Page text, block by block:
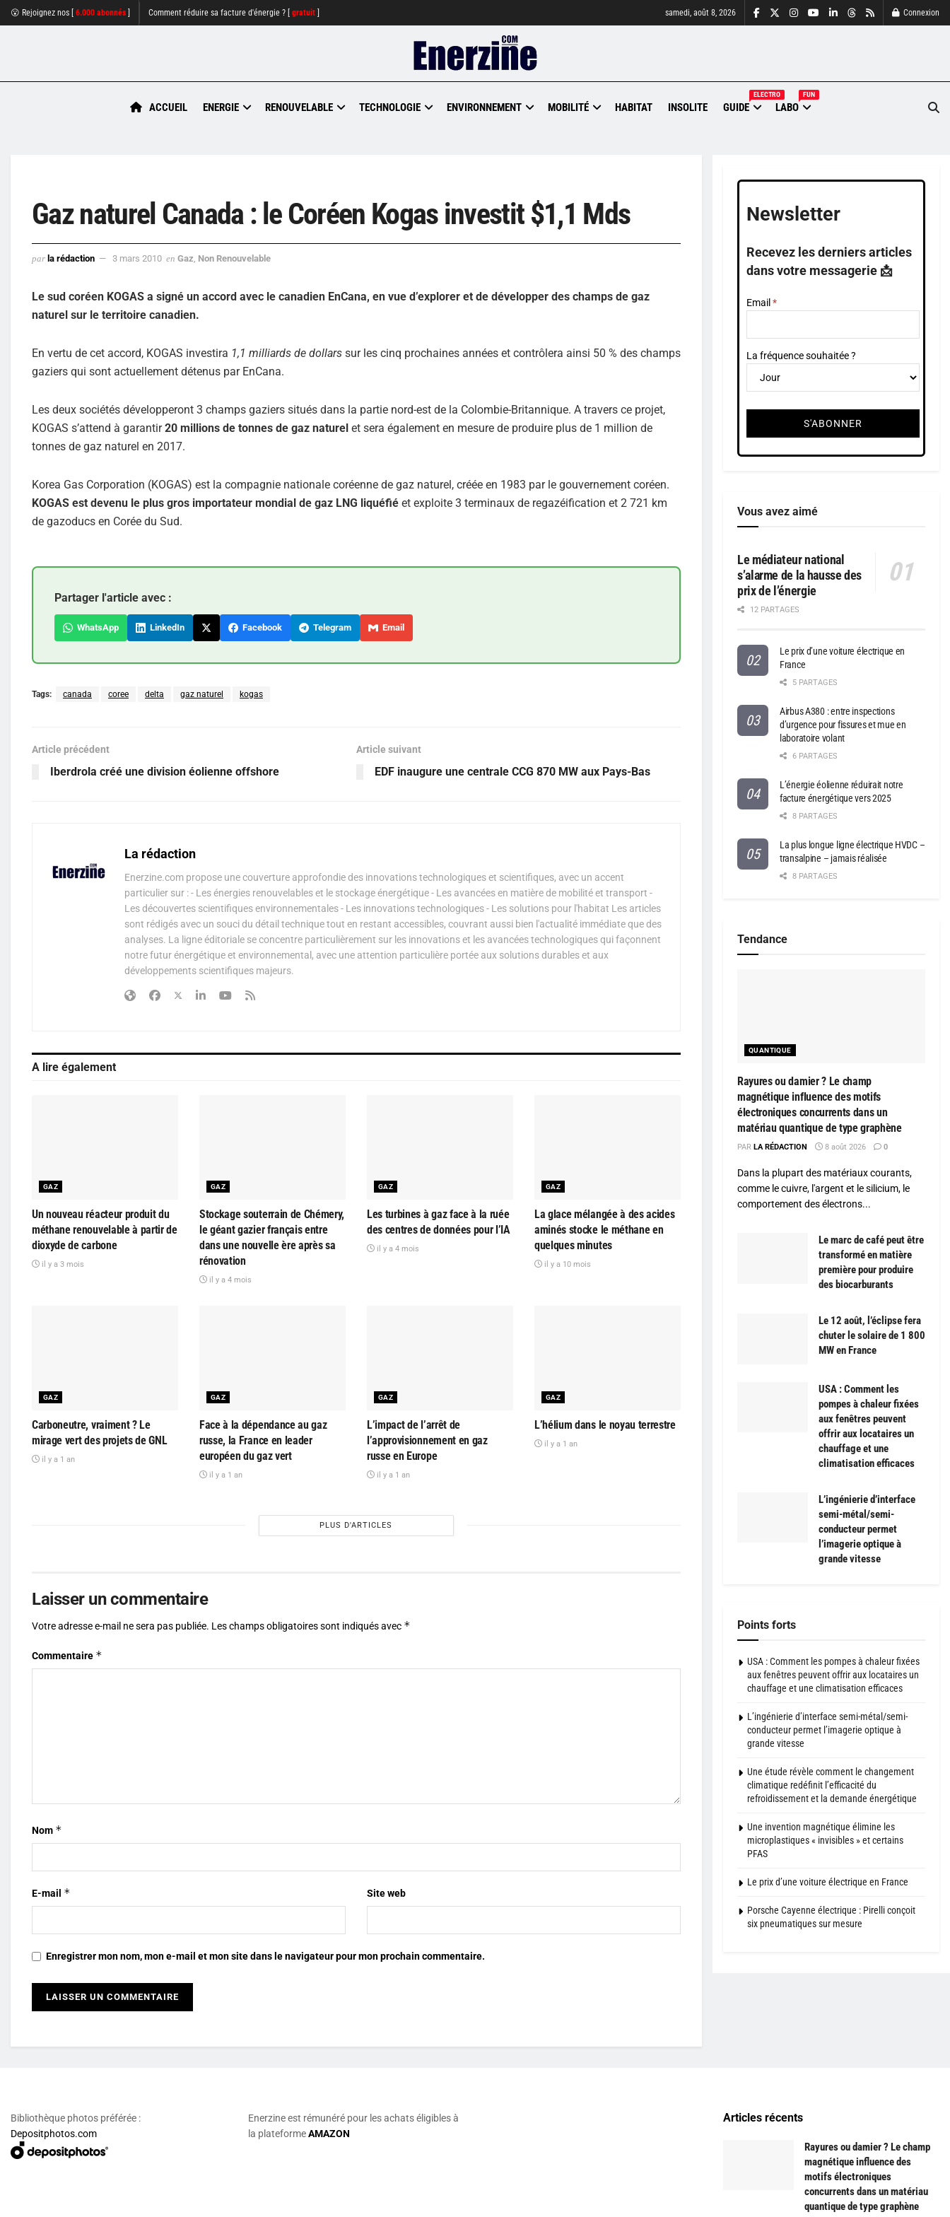
😮 Rejoignez nos [ 6.000 abonnés Comment réduire sa facture d'énergie ? [ gratuit samedi, août 8, 2026 Connexion
ACCUEIL ENERGIE RENOUVELABLE TECHNOLOGIE ENVIRONNEMENT MOBILITÉ HABITAT INSOLITE GUIDE
ELECTRO
LABO
FUN
Gaz naturel Canada : le Coréen Kogas investit $1,1 Mds
par la rédaction 3 mars 2010 en Gaz Non Renouvelable
Le sud coréen KOGAS a signé un accord avec le canadien EnCana, en vue d’explorer et de développer des champs de gaz
naturel sur le territoire canadien.
En vertu de cet accord, KOGAS investira 1,1 milliards de dollars sur les cinq prochaines années et contrôlera ainsi 50 % des champs
gaziers qui sont actuellement détenus par EnCana.
Les deux sociétés développeront 3 champs gaziers situés dans la partie nord-est de la Colombie-Britannique. A travers ce projet,
KOGAS s’attend à garantir20 millions de tonnes de gaz naturel et sera également en mesure de produire plus de 1 million de
tonnes de gaz naturel en 2017.
Korea Gas Corporation (KOGAS) est la compagnie nationale coréenne de gaz naturel, créée en 1983 par le gouvernement coréen.
KOGAS est devenu le plus gros importateur mondial de gaz LNG liquéfié et exploite 3 terminaux de regazéification et 2 721 km
de gazoducs en Corée du Sud.
Partager l'article avec :
WhatsApp LinkedIn Facebook Telegram Email
Tags: canada coree delta gaz naturel kogas
Article précédent
Iberdrola créé une division éolienne offshore
Article suivant
EDF inaugure une centrale CCG 870 MW aux Pays-Bas
La rédaction
Enerzine.com propose une couverture approfondie des innovations technologiques et scientifiques, avec un accent
particulier sur : - Les énergies renouvelables et le stockage énergétique - Les avancées en matière de mobilité et transport -
Les découvertes scientifiques environnementales - Les innovations technologiques - Les solutions pour l'habitat Les articles
sont rédigés avec un souci du détail technique tout en restant accessibles, couvrant aussi bien l'actualité immédiate que des
analyses. La ligne éditoriale se concentre particulièrement sur les innovations et les avancées technologiques qui façonnent
notre futur énergétique et environnemental, avec une attention particulière portée aux solutions durables et aux
développements scientifiques majeurs.
A lire également
GAZ
Un nouveau réacteur produit du
méthane renouvelable à partir de
dioxyde de carbone
il y a 3 mois
GAZ
Stockage souterrain de Chémery,
le géant gazier français entre
dans une nouvelle ère après sa
rénovation
il y a 4 mois
GAZ
Les turbines à gaz face à la ruée
des centres de données pour l’IA
il y a 4 mois
GAZ
La glace mélangée à des acides
aminés stocke le méthane en
quelques minutes
il y a 10 mois
GAZ
Carboneutre, vraiment ? Le
mirage vert des projets de GNL
il y a 1 an
GAZ
Face à la dépendance au gaz
russe, la France en leader
européen du gaz vert
il y a 1 an
GAZ
L’impact de l’arrêt de
l’approvisionnement en gaz
russe en Europe
il y a 1 an
GAZ
L’hélium dans le noyau terrestre
il y a 1 an
PLUS D'ARTICLES
Laisser un commentaire
Votre adresse e-mail ne sera pas publiée. Les champs obligatoires sont indiqués avec *
Commentaire *
Nom *
E-mail * Site web
Enregistrer mon nom, mon e-mail et mon site dans le navigateur pour mon prochain commentaire.
Newsletter
Recevez les derniers articles
dans votre messagerie 📩
Email
La fréquence souhaitée ?
Vous avez aimé
Le médiateur national
s’alarme de la hausse des
prix de l’énergie
12 PARTAGES
Le prix d’une voiture électrique en
France
5 PARTAGES
Airbus A380 : entre inspections
d’urgence pour fissures et mue en
laboratoire volant
6 PARTAGES
L’énergie éolienne réduirait notre
facture énergétique vers 2025
8 PARTAGES
La plus longue ligne électrique HVDC –
transalpine – jamais réalisée
8 PARTAGES
Tendance
QUANTIQUE
Rayures ou damier ? Le champ
magnétique influence des motifs
électroniques concurrents dans un
matériau quantique de type graphène
PAR LA RÉDACTION 8 août 2026 0
Dans la plupart des matériaux courants,
comme le cuivre, l'argent et le silicium, le
comportement des électrons...
Le marc de café peut être
transformé en matière
première pour produire
des biocarburants
Le 12 août, l’éclipse fera
chuter le solaire de 1 800
MW en France
USA : Comment les
pompes à chaleur fixées
aux fenêtres peuvent
offrir aux locataires un
chauffage et une
climatisation efficaces
L’ingénierie d’interface
semi-métal/semi-
conducteur permet
l’imagerie optique à
grande vitesse
Points forts
USA : Comment les pompes à chaleur fixées
aux fenêtres peuvent offrir aux locataires un
chauffage et une climatisation efficaces
L’ingénierie d’interface semi-métal/semi-
conducteur permet l’imagerie optique à
grande vitesse
Une étude révèle comment le changement
climatique redéfinit l’efficacité du
refroidissement et la demande énergétique
Une invention magnétique élimine les
microplastiques « invisibles » et certains
PFAS
Le prix d’une voiture électrique en France
Porsche Cayenne électrique : Pirelli conçoit
six pneumatiques sur mesure
Bibliothèque photos préférée :
Depositphotos.com
Enerzine est rémunéré pour les achats éligibles à
la plateformeAMAZON
Articles récents
Rayures ou damier ? Le champ
magnétique influence des
motifs électroniques
concurrents dans un matériau
quantique de type graphène